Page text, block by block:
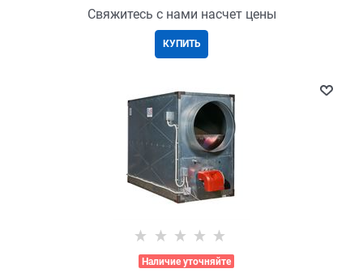
Свяжитесь с нами насчет цены
КУПИТЬ
Наличие уточняйте